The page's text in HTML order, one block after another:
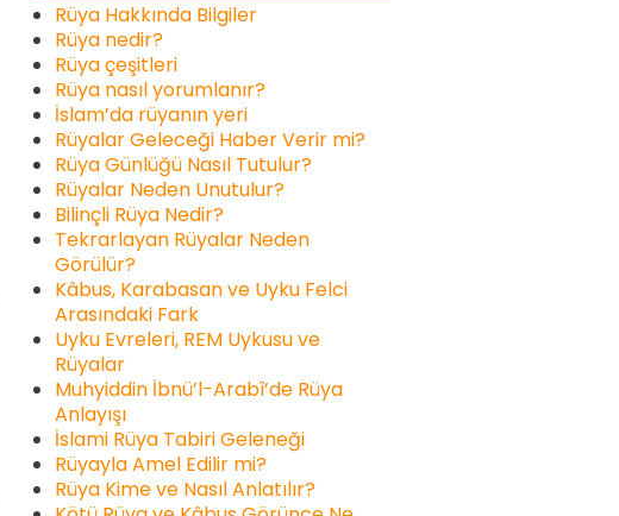
Rüya Hakkında Bilgiler
Rüya nedir?
Rüya çeşitleri
Rüya nasıl yorumlanır?
İslam’da rüyanın yeri
Rüyalar Geleceği Haber Verir mi?
Rüya Günlüğü Nasıl Tutulur?
Rüyalar Neden Unutulur?
Bilinçli Rüya Nedir?
Tekrarlayan Rüyalar Neden
Görülür?
Kâbus, Karabasan ve Uyku Felci
Arasındaki Fark
Uyku Evreleri, REM Uykusu ve
Rüyalar
Muhyiddin İbnü’l-Arabî’de Rüya
Anlayışı
İslami Rüya Tabiri Geleneği
Rüyayla Amel Edilir mi?
Rüya Kime ve Nasıl Anlatılır?